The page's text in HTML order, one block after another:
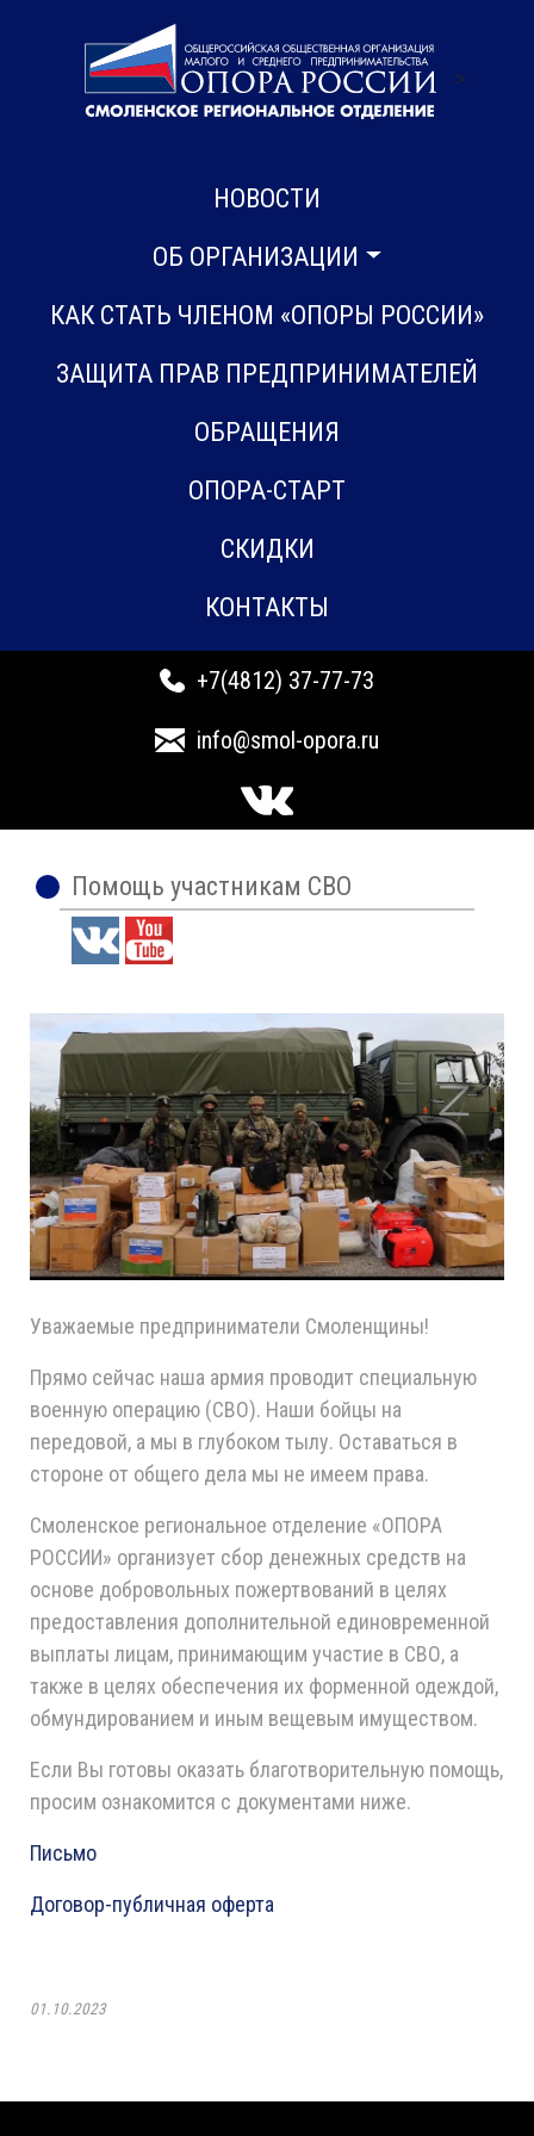
+7(4812) 37-77-73
info@smol-opora.ru
>
НОВОСТИ
ОБ ОРГАНИЗАЦИИ
КАК СТАТЬ ЧЛЕНОМ «ОПОРЫ РОССИИ»
ЗАЩИТА ПРАВ ПРЕДПРИНИМАТЕЛЕЙ
ОБРАЩЕНИЯ
ОПОРА-СТАРТ
СКИДКИ
КОНТАКТЫ
Помощь участникам СВО
Уважаемые предприниматели Смоленщины!
Прямо сейчас наша армия проводит специальную
военную операцию (СВО). Наши бойцы на
передовой, а мы в глубоком тылу. Оставаться в
стороне от общего дела мы не имеем права.
Смоленское региональное отделение «ОПОРА
РОССИИ» организует сбор денежных средств на
основе добровольных пожертвований в целях
предоставления дополнительной единовременной
выплаты лицам, принимающим участие в СВО, а
также в целях обеспечения их форменной одеждой,
обмундированием и иным вещевым имуществом.
Если Вы готовы оказать благотворительную помощь,
просим ознакомится с документами ниже.
Письмо
Договор-публичная оферта
01.10.2023